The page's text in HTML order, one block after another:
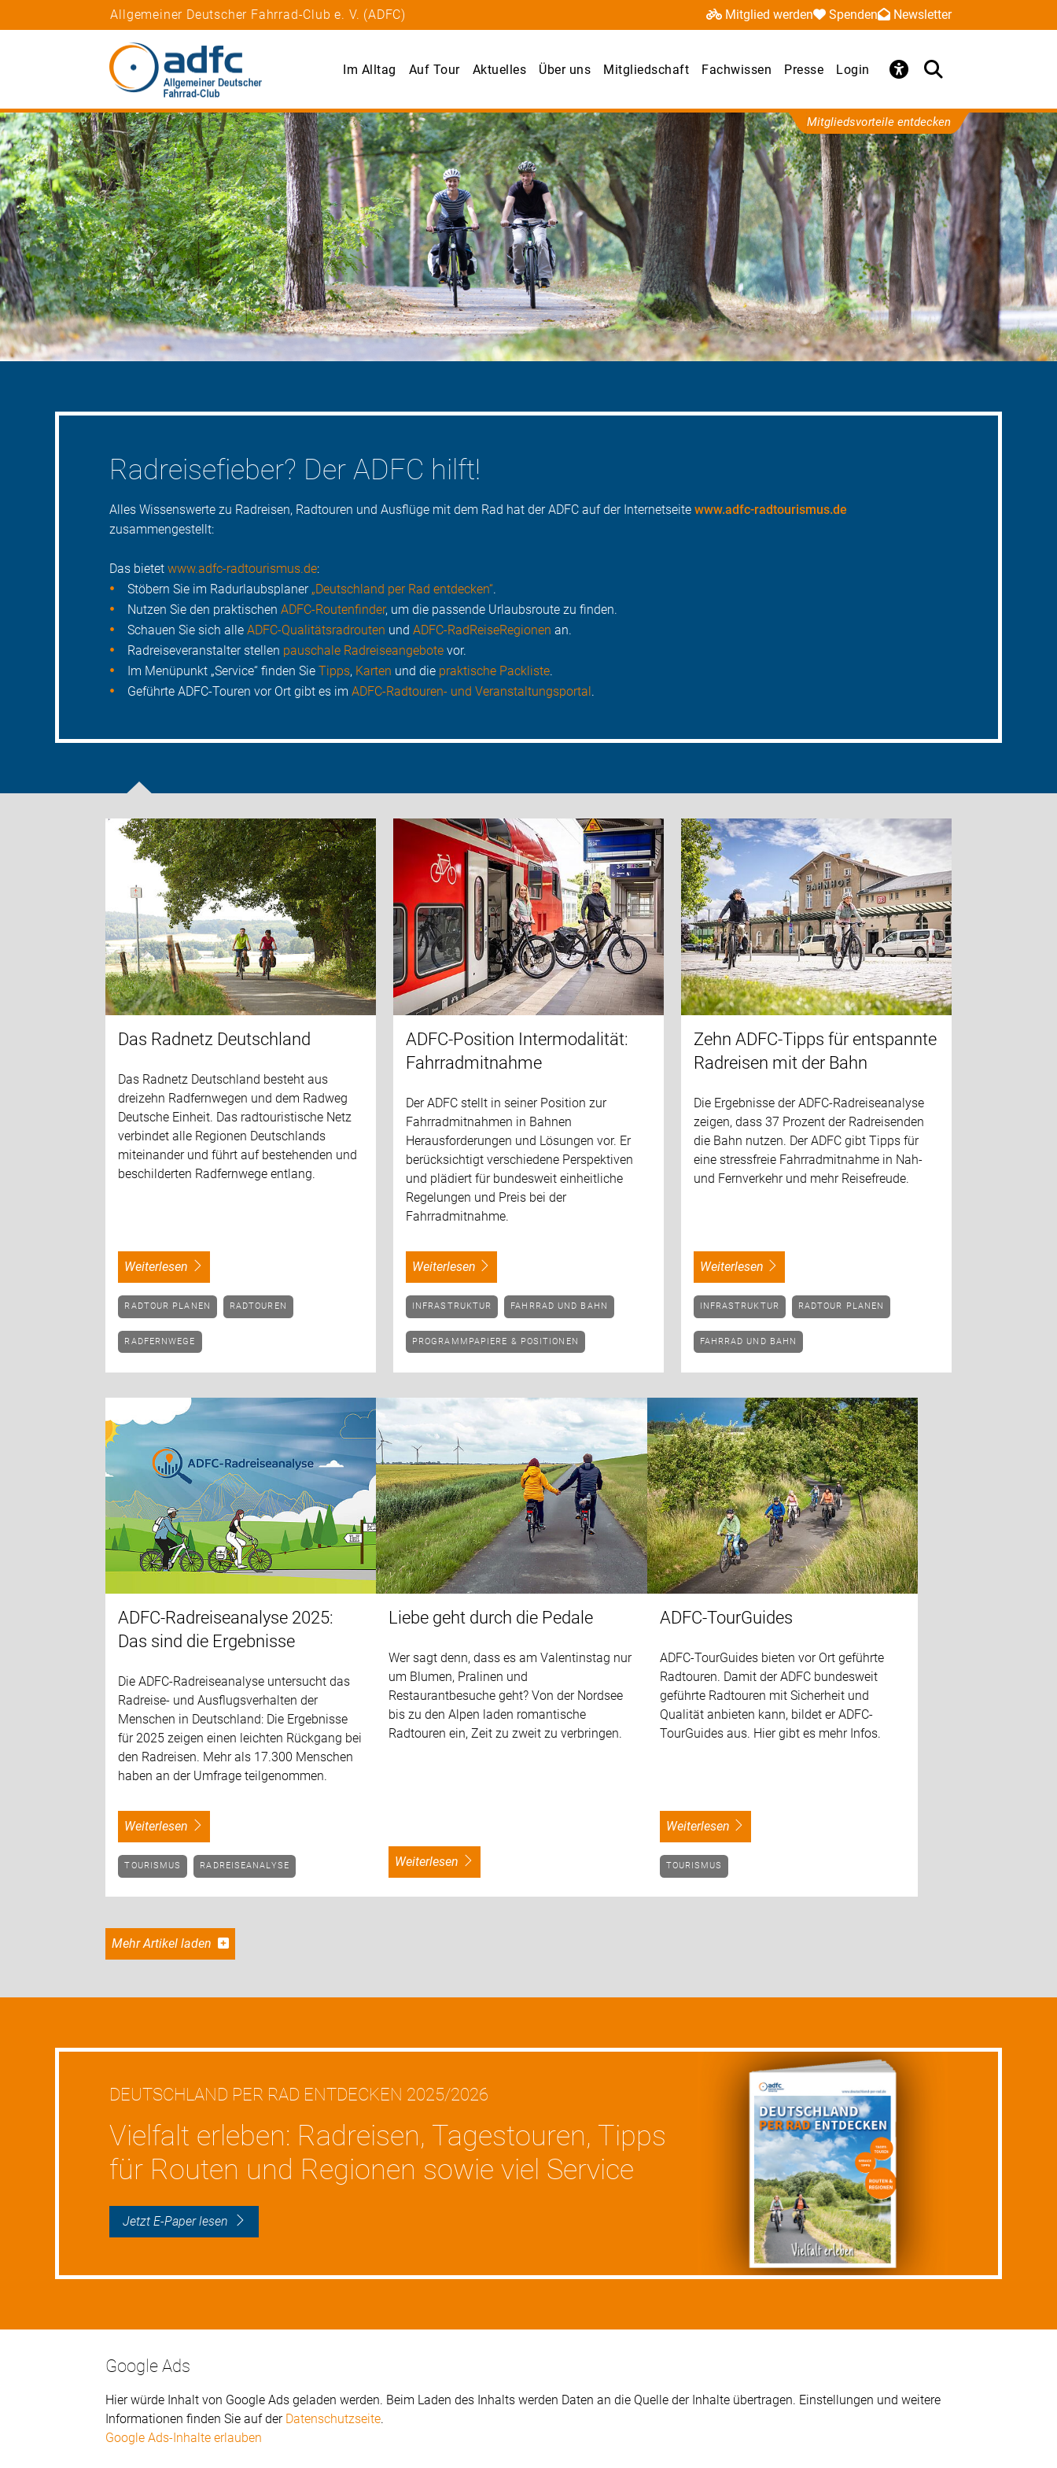
Allgemeiner Deutscher Fahrrad-Club e. V. (ADFC) Mitglied werden Spenden Newsletter
Im Alltag Auf Tour Aktuelles Über uns Mitgliedschaft Fachwissen Presse Login
Mitgliedsvorteile entdecken
Radreisefieber? Der ADFC hilft!
Alles Wissenswerte zu Radreisen, Radtouren und Ausflüge mit dem Rad hat der ADFC auf der Internetseitewww.adfc-radtourismus.de
zusammengestellt:
Das bietetwww.adfc-radtourismus.de:
Stöbern Sie im Radurlaubsplaner „Deutschland per Rad entdecken“.
Nutzen Sie den praktischenADFC-Routenfinder, um die passende Urlaubsroute zu finden.
Schauen Sie sich alleADFC-Qualitätsradrouten undADFC-RadReiseRegionen an.
Radreiseveranstalter stellen pauschale Radreiseangebote vor.
Im Menüpunkt „Service“ finden SieTipps, Karten und die praktische Packliste.
Geführte ADFC-Touren vor Ort gibt es imADFC-Radtouren- und Veranstaltungsportal .
Das Radnetz Deutschland
Das Radnetz Deutschland besteht aus
dreizehn Radfernwegen und dem Radweg
Deutsche Einheit. Das radtouristische Netz
verbindet alle Regionen Deutschlands
miteinander und führt auf bestehenden und
beschilderten Radfernwege entlang.
weiterlesen
RADTOUR PLANEN RADTOUREN
RADFERNWEGE
ADFC-Position Intermodalität:
Fahrradmitnahme
Der ADFC stellt in seiner Position zur
Fahrradmitnahmen in Bahnen
Herausforderungen und Lösungen vor. Er
berücksichtigt verschiedene Perspektiven
und plädiert für bundesweit einheitliche
Regelungen und Preis bei der
Fahrradmitnahme.
weiterlesen
INFRASTRUKTUR FAHRRAD UND BAHN
PROGRAMMPAPIERE & POSITIONEN
Zehn ADFC-Tipps für entspannte
Radreisen mit der Bahn
Die Ergebnisse der ADFC-Radreiseanalyse
zeigen, dass 37 Prozent der Radreisenden
die Bahn nutzen. Der ADFC gibt Tipps für
eine stressfreie Fahrradmitnahme in Nah-
und Fernverkehr und mehr Reisefreude.
weiterlesen
INFRASTRUKTUR RADTOUR PLANEN
FAHRRAD UND BAHN
ADFC-Radreiseanalyse 2025:
Das sind die Ergebnisse
Die ADFC-Radreiseanalyse untersucht das
Radreise- und Ausflugsverhalten der
Menschen in Deutschland: Die Ergebnisse
für 2025 zeigen einen leichten Rückgang bei
den Radreisen. Mehr als 17.300 Menschen
haben an der Umfrage teilgenommen.
weiterlesen
TOURISMUS RADREISEANALYSE
Liebe geht durch die Pedale
Wer sagt denn, dass es am Valentinstag nur
um Blumen, Pralinen und
Restaurantbesuche geht? Von der Nordsee
bis zu den Alpen laden romantische
Radtouren ein, Zeit zu zweit zu verbringen.
weiterlesen
ADFC-TourGuides
ADFC-TourGuides bieten vor Ort geführte
Radtouren. Damit der ADFC bundesweit
geführte Radtouren mit Sicherheit und
Qualität anbieten kann, bildet er ADFC-
TourGuides aus. Hier gibt es mehr Infos.
weiterlesen
TOURISMUS
Mehr Artikel laden
DEUTSCHLAND PER RAD ENTDECKEN 2025/2026
Vielfalt erleben: Radreisen, Tagestouren, Tipps
für Routen und Regionen sowie viel Service
Jetzt E-Paper lesen
Google Ads
Hier würde Inhalt von Google Ads geladen werden. Beim Laden des Inhalts werden Daten an die Quelle der Inhalte übertragen. Einstellungen und weitere
Informationen finden Sie auf der Datenschutzseite.
Google Ads-Inhalte erlauben